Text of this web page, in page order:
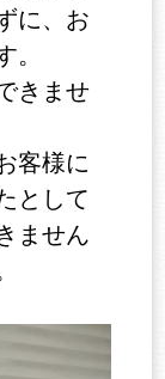
に、お
きませ
客様に
として
ません